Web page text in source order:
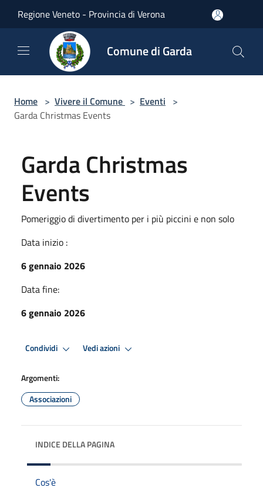
Regione Veneto - Provincia di Verona
Comune di Garda
Home > Vivere il Comune > Eventi >
Garda Christmas Events
Garda Christmas
Events
Pomeriggio di divertimento per i più piccini e non solo
Data inizio :
6 gennaio 2026
Data fine:
6 gennaio 2026
Condividi Vedi azioni
Argomenti:
Associazioni
INDICE DELLA PAGINA
Cos'è